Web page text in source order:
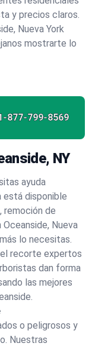
y precios claros.
Nueva York
mostrarte lo
877-799-8569
NY
ayuda
está disponible
remoción de
Nueva
lo necesitas.
recorte expertos
dan forma
las mejores
o peligrosos y
Nuestras